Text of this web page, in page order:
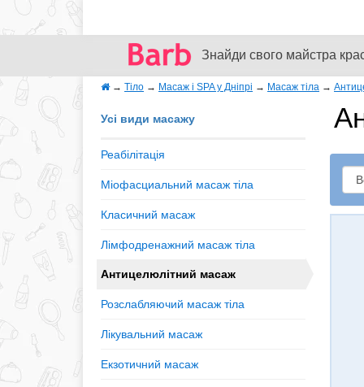
Знайди свого майстра
→ Тіло → Масаж і SPA у Дніпрі → Масаж тіла →
Усі види масажу
Реабілітація
Міофасциальний масаж тіла
Класичний масаж
Лімфодренажний масаж тіла
Антицелюлітний масаж
Розслабляючий масаж тіла
Лікувальний масаж
Екзотичний масаж